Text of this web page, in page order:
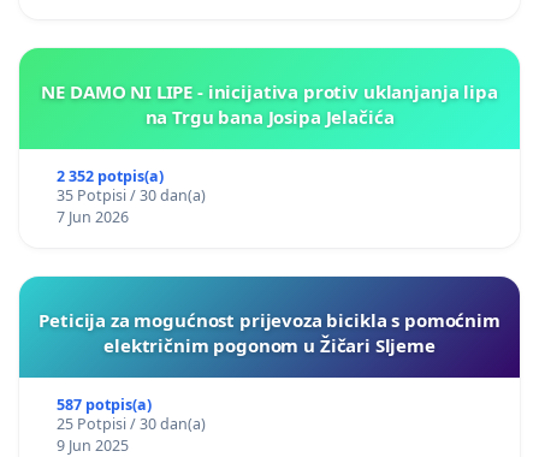
NE DAMO NI LIPE - inicijativa protiv uklanjanja lipa
na Trgu bana Josipa Jelačića
2 352 potpis(a)
35 Potpisi / 30 dan(a)
7 Jun 2026
Peticija za mogućnost prijevoza bicikla s pomoćnim
električnim pogonom u Žičari Sljeme
587 potpis(a)
25 Potpisi / 30 dan(a)
9 Jun 2025